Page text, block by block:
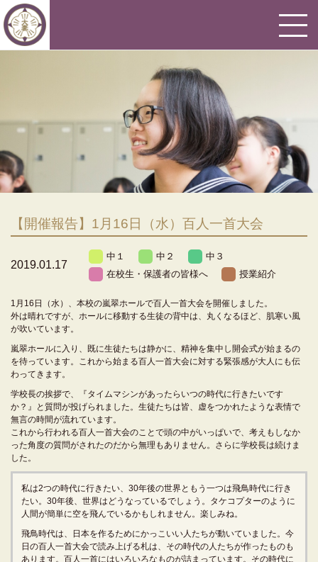
【開催報告】1月16日（水）百人一首大会
2019.01.17
中１ 中２
中３
在校生・保護者の皆様へ
授業紹介
1月16日（水）、本校の嵐翠ホールで百人一首大会を開催しました。
外は晴れですが、ホールに移動する生徒の背中は、丸くなるほど、肌寒い風
が吹いています。
嵐翠ホールに入り、既に生徒たちは静かに、精神を集中し開会式が始まるの
を待っています。これから始まる百人一首大会に対する緊張感が大人にも伝
わってきます。
学校長の挨拶で、『タイムマシンがあったらいつの時代に行きたいです
か？』と質問が投げられました。生徒たちは皆、虚をつかれたような表情で
無言の時間が流れています。
これから行われる百人一首大会のことで頭の中がいっぱいで、考えもしなか
った角度の質問がされたのだから無理もありません。さらに学校長は続けま
した。
私は2つの時代に行きたい、30年後の世界ともう一つは飛鳥時代に行き
たい。30年後、世界はどうなっているでしょう。タケコプターのように
人間が簡単に空を飛んでいるかもしれません。楽しみね。
飛鳥時代は、日本を作るためにかっこいい人たちが動いていました。今
日の百人一首大会で読み上げる札は、その時代の人たちが作ったものも
あります。百人一首にはいろいろなものが詰まっています。その時代に